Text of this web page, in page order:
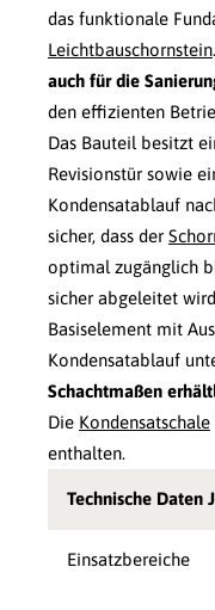
das funktionale
Leichtbauschornstein
auch für die
den effizienten
Das Bauteil besitzt
Revisionstür sowie
Kondensatablauf
sicher, dass der
optimal zugänglich
sicher abgeleitet
Basiselement mit
Kondensatablauf
Schachtmaßen
Die Kondensatschale
enthalten.
Technische Daten
Einsatzbereiche